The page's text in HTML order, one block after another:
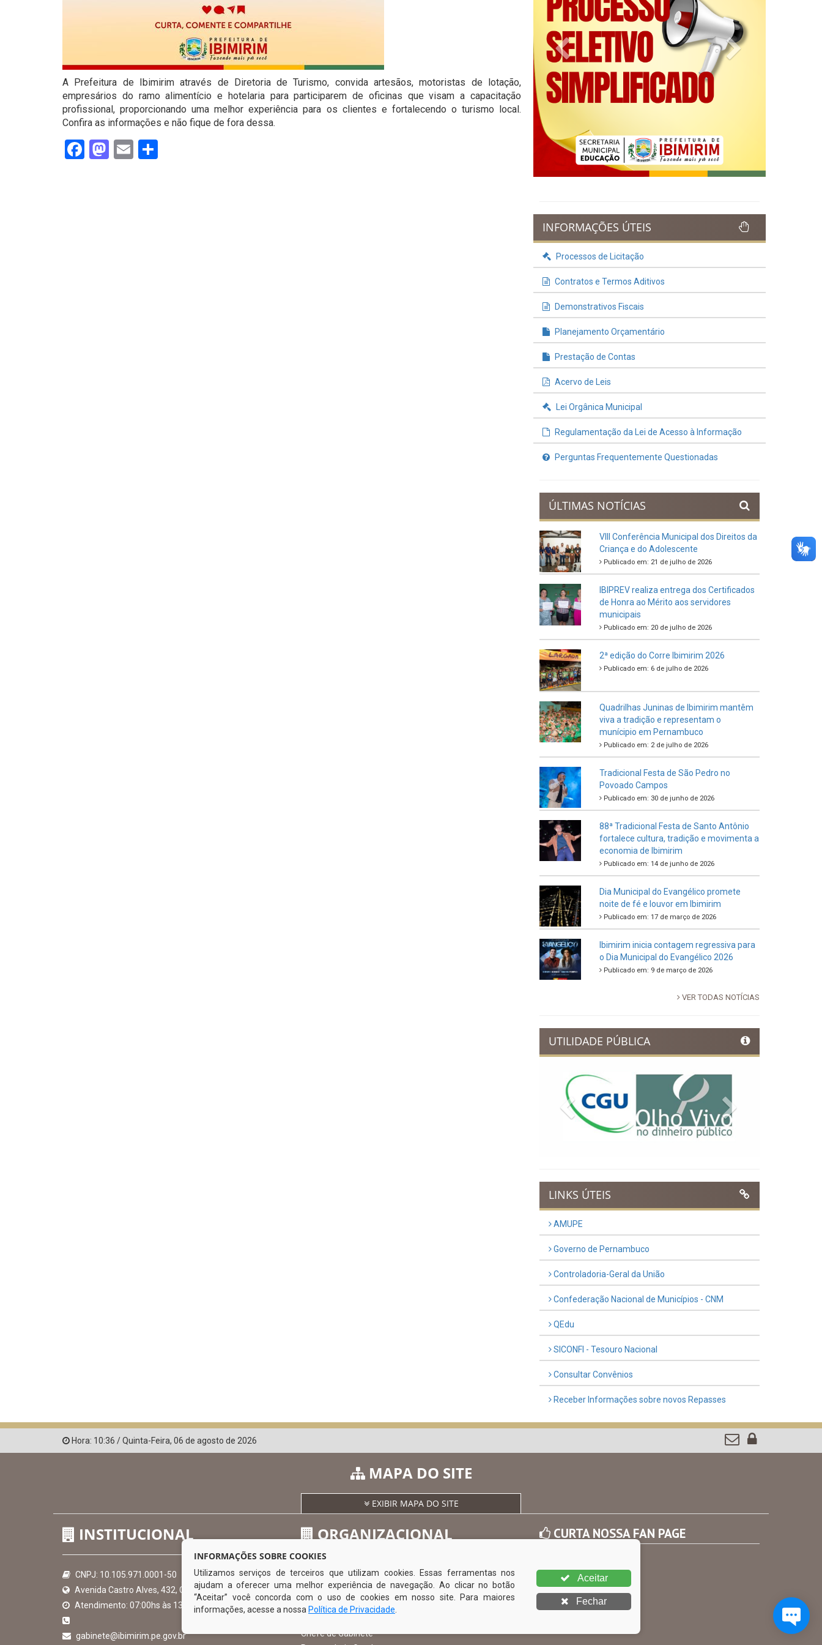
A Prefeitura de Ibimirim através de Diretoria de Turismo, convida artesãos, motoristas de lotação,
empresários do ramo alimentício e hotelaria para participarem de oficinas que visam a capacitação
profissional, proporcionando uma melhor experiência para os clientes e fortalecendo o turismo local.
Confira as informações e não fique de fora dessa.
Facebook
Mastodon
Email
Previous Next
INFORMAÇÕES ÚTEIS
Processos de Licitação
Contratos e Termos Aditivos
Demonstrativos Fiscais
Planejamento Orçamentário
Prestação de Contas
Acervo de Leis
Lei Orgânica Municipal
Regulamentação da Lei de Acesso à Informação
Perguntas Frequentemente Questionadas
ÚLTIMAS NOTÍCIAS
VIII Conferência Municipal dos Direitos da
Criança e do Adolescente
Publicado em: 21 de julho de 2026
IBIPREV realiza entrega dos Certificados
de Honra ao Mérito aos servidores
municipais
Publicado em: 20 de julho de 2026
2ª edição do Corre Ibimirim 2026
Publicado em: 6 de julho de 2026
Quadrilhas Juninas de Ibimirim mantêm
viva a tradição e representam o
munícipio em Pernambuco
Publicado em: 2 de julho de 2026
Tradicional Festa de São Pedro no
Povoado Campos
Publicado em: 30 de junho de 2026
88ª Tradicional Festa de Santo Antônio
fortalece cultura, tradição e movimenta a
economia de Ibimirim
Publicado em: 14 de junho de 2026
Dia Municipal do Evangélico promete
noite de fé e louvor em Ibimirim
Publicado em: 17 de março de 2026
Ibimirim inicia contagem regressiva para
o Dia Municipal do Evangélico 2026
Publicado em: 9 de março de 2026
VER TODAS NOTÍCIAS
UTILIDADE PÚBLICA
Previous
LINKS ÚTEIS
AMUPE
Governo de Pernambuco
Controladoria-Geral da União
Confederação Nacional de Municípios - CNM
QEdu
SICONFI - Tesouro Nacional
Consultar Convênios
Receber Informações sobre novos Repasses
Hora: 10:36 /Quinta-Feira, 06 de agosto de 2026
MAPA DO SITE
EXIBIR MAPA DO SITE
INSTITUCIONAL
CNPJ: 10.105.971.0001-50
Avenida Castro Alves, 432, Centro - CEP: 56-580-000
Atendimento: 07:00hs às 13:00hs
gabinete@ibimirim.pe.gov.br
ORGANIZACIONAL
O Prefeito
Vice Prefeito
Ouvidoria Municipal
Chefe de Gabinete
CURTA NOSSA FAN PAGE
INFORMAÇÕES SOBRE COOKIES
Utilizamos serviços de terceiros que utilizam cookies. Essas ferramentas nos
ajudam a oferecer uma melhor experiência de navegação. Ao clicar no botão
“Aceitar” você concorda com o uso de cookies em nosso site. Para maiores
informações, acesse a nossa Política de Privacidade
Aceitar
Fechar